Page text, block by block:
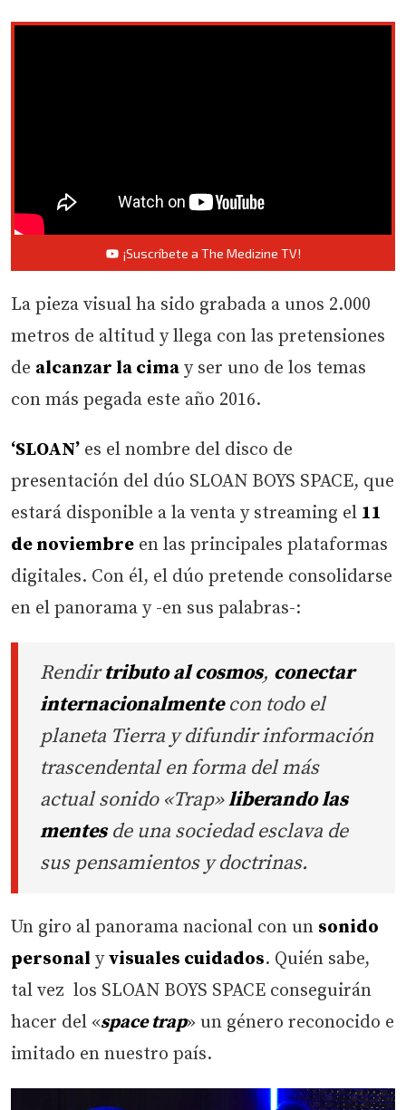
¡Suscríbete a The Medizine TV!
La pieza visual ha sido grabada a unos 2.000
metros de altitud y llega con las pretensiones
de alcanzar la cima y ser uno de los temas
con más pegada este año 2016.
‘SLOAN’ es el nombre del disco de
presentación del dúo SLOAN BOYS SPACE, que
estará disponible a la venta y streaming el 11
de noviembre en las principales plataformas
digitales. Con él, el dúo pretende consolidarse
en el panorama y -en sus palabras-:
Rendirtributo al cosmos, conectar
internacionalmentecon todo el
planeta Tierra y difundir información
trascendental en forma del más
actual sonido «Trap»liberando las
mentesde una sociedad esclava de
sus pensamientos y doctrinas.
Un giro al panorama nacional con un sonido
personal yvisuales cuidados. Quién sabe,
tal vez los SLOAN BOYS SPACE conseguirán
hacer del «space trap» un género reconocido e
imitado en nuestro país.